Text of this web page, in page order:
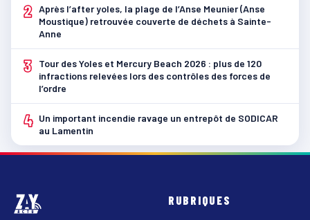
2 Après l’after yoles, la plage de l’Anse Meunier (Anse
Moustique) retrouvée couverte de déchets à Sainte-
Anne
3
Tour des Yoles et Mercury Beach 2026 : plus de 120
infractions relevées lors des contrôles des forces de
l’ordre
4 Un important incendie ravage un entrepôt de SODICAR
au Lamentin
RUBRIQUES